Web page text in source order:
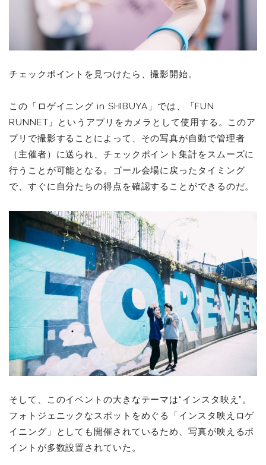
チェックポイントを見つけたら、撮影開始。
この「ロゲイニング in SHIBUYA」では、「FUN
RUNNET」というアプリをカメラとして使用する。このア
プリで撮影することによって、その写真が自動で管理者
（主催者）に送られ、チェックポイント集計をスムーズに
行うことが可能となる。ゴール会場に戻ったタイミング
で、すぐに自分たちの得点を確認することができるのだ。
そして、このイベントの大きなテーマは“インスタ映え”。
フォトジェニックなスポットをめぐる「インスタ映えロゲ
イニング」としても開催されているため、写真が映えるポ
イントが多数設置されていた。